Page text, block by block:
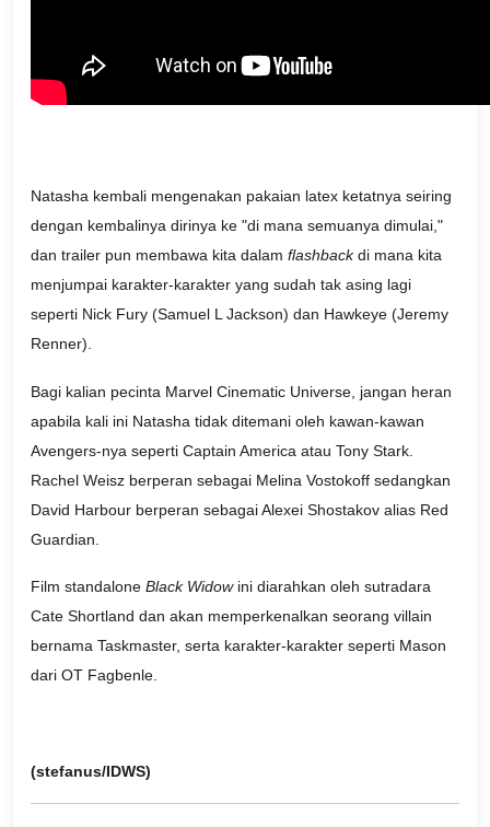
Natasha kembali mengenakan pakaian latex ketatnya seiring
dengan kembalinya dirinya ke "di mana semuanya dimulai,"
dan trailer pun membawa kita dalam flashbackdi mana kita
menjumpai karakter-karakter yang sudah tak asing lagi
seperti Nick Fury (Samuel L Jackson) dan Hawkeye (Jeremy
Renner).
Bagi kalian pecinta Marvel Cinematic Universe, jangan heran
apabila kali ini Natasha tidak ditemani oleh kawan-kawan
Avengers-nya seperti Captain America atau Tony Stark.
Rachel Weisz berperan sebagai Melina Vostokoff sedangkan
David Harbour berperan sebagai Alexei Shostakov alias Red
Guardian.
Film standalone Black Widowini diarahkan oleh sutradara
Cate Shortland dan akan memperkenalkan seorang villain
bernama Taskmaster, serta karakter-karakter seperti Mason
dari OT Fagbenle.
(stefanus/IDWS)